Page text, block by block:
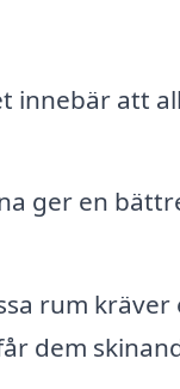
innebär att
ger en
rum
dem